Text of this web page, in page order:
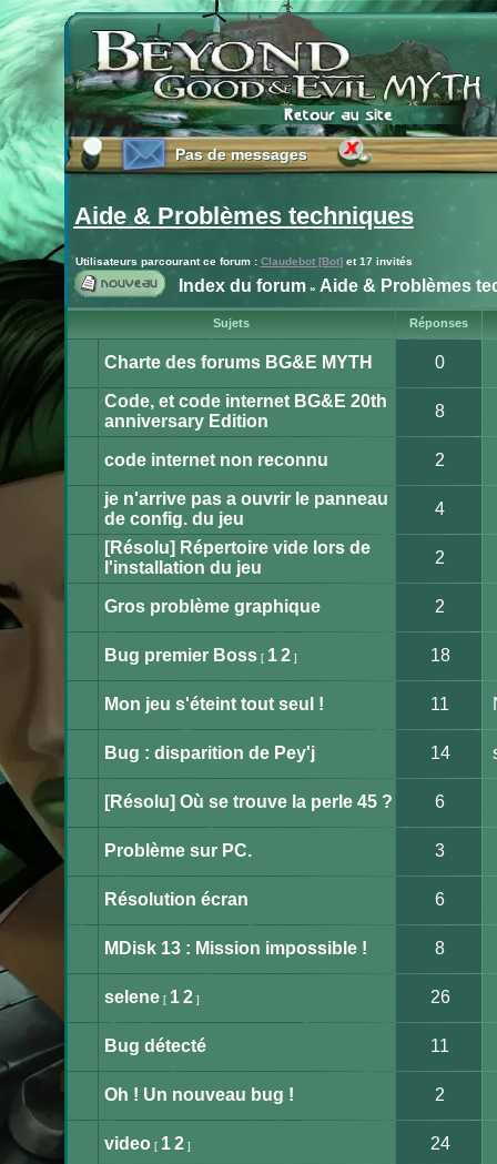
Pas de messages
Pas de messages
Aide & Problèmes techniques
Utilisateurs parcourant ce forum : Claudebot [Bot]et 17 invités
Publier
sujet
Index du forum» Aide & Problèmes
Sujets Réponses
sujet
est
verrouillé.
Vous
ne
pas
ou
modifier
de
messages.
Charte des forums BG&E MYTH 0
Aucun
message
Code, et code internet BG&E 20th
anniversary Edition
8
message
non
code internet non reconnu 2
Aucun
message
je n'arrive pas a ouvrir le panneau
de config. du jeu
4
Aucun
message
non
[Résolu] Répertoire vide lors de
l'installation du jeu
2
message
non
Gros problème graphique 2
message
non
Bug premier Boss[ 1 2] 18
message
non
Mon jeu s'éteint tout seul ! 11
message
non
Bug : disparition de Pey'j 14
message
non
[Résolu] Où se trouve la perle 45 ? 6
message
non
Problème sur PC. 3
message
non
Résolution écran 6
message
MDisk 13 : Mission impossible ! 8
message
non
selene[ 1 2] 26
message
non
Bug détecté 11
message
Oh ! Un nouveau bug ! 2
video[ 1 2] 24